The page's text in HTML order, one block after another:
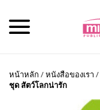
หน้าหลัก /หนังสือของเรา /
ชุด สัตว์โลกน่ารัก